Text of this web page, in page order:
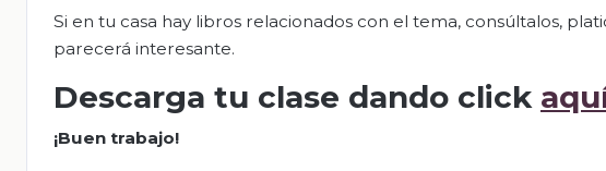
Si en tu casa hay libros relacionados con el tema, consúltalos,
parecerá interesante.
Descarga tu clase dando click
¡Buen trabajo!